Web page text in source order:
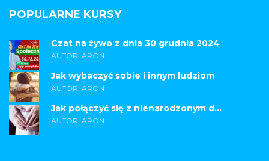
POPULARNE KURSY
Czat na żywo z dnia 30 grudnia 2024
AUTOR: ARON
Jak wybaczyć sobie i innym ludziom
AUTOR: ARON
Jak połączyć się z nienarodzonym d...
AUTOR: ARON